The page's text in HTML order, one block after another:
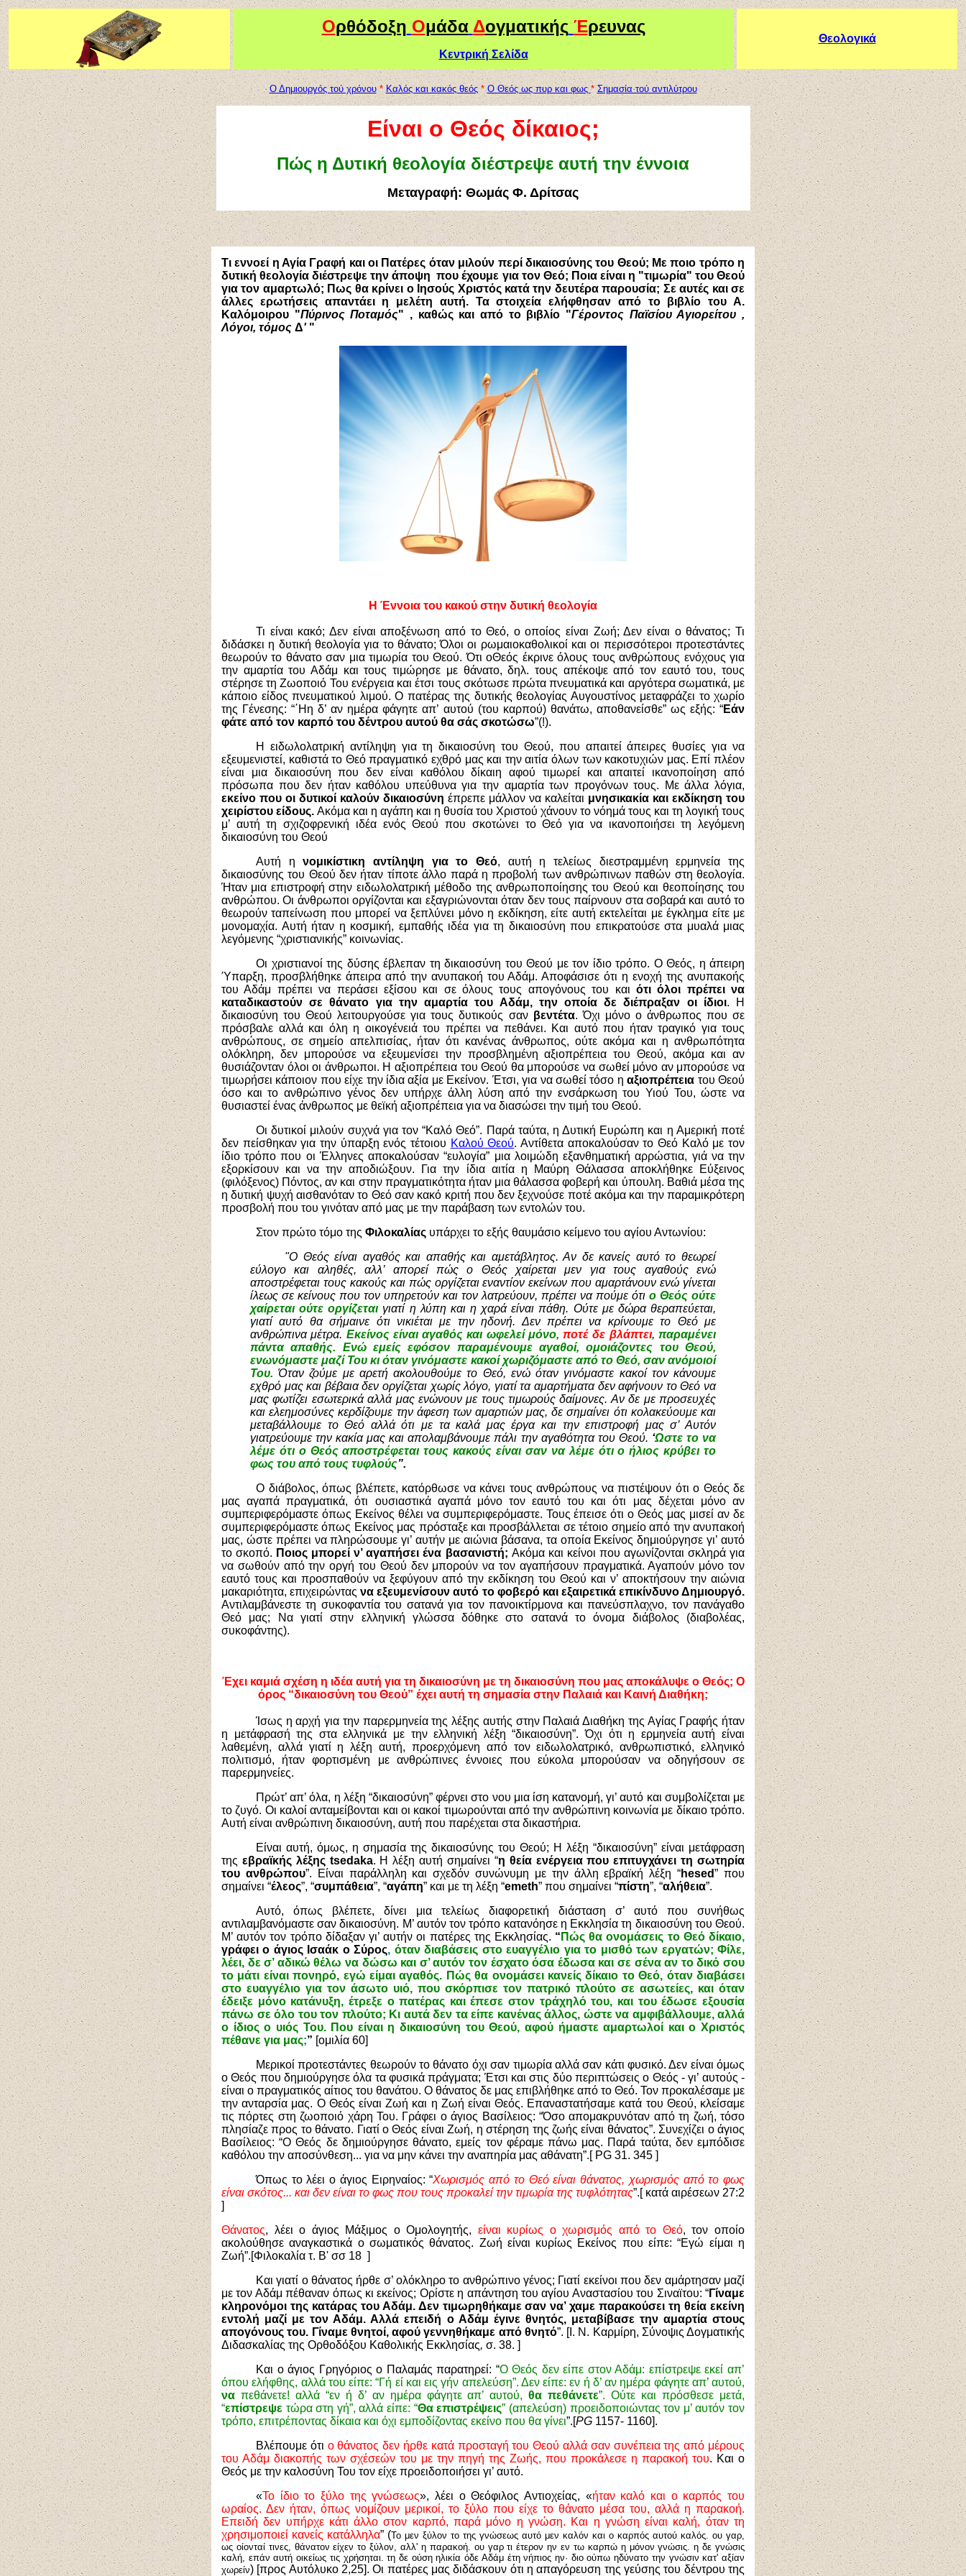
Ορθόδοξη Ομάδα Δογματικής Έρευνας
Κεντρική Σελίδα
Θεολογικά
Ο Δημιουργός τού χρόνου * Καλός και κακός θεός * Ο Θεός ως πυρ και φως * Σημασία τού αντιλύτρου
Είναι ο Θεός δίκαιος;
Πώς η Δυτική θεολογία διέστρεψε αυτή την έννοια
Μεταγραφή: Θωμάς Φ. Δρίτσας
Τι εννοεί η Αγία Γραφή και οι Πατέρες όταν μιλούν περί δικαιοσύνης του Θεού; Με ποιο τρόπο η
δυτική θεολογία διέστρεψε την άποψη που έχουμε για τον Θεό; Ποια είναι η "τιμωρία" του Θεού
για τον αμαρτωλό; Πως θα κρίνει ο Ιησούς Χριστός κατά την δευτέρα παρουσία; Σε αυτές και σε
άλλες ερωτήσεις απαντάει η μελέτη αυτή. Τα στοιχεία ελήφθησαν από το βιβλίο του Α.
Καλόμοιρου "Πύρινος Ποταμός" , καθώς και από το βιβλίο "Γέροντος Παϊσίου Αγιορείτου ,
Λόγοι, τόμος Δ' "
Η Έννοια του κακού στην δυτική θεολογία
Τι είναι κακό; Δεν είναι αποξένωση από το Θεό, ο οποίος είναι Ζωή; Δεν είναι ο θάνατος; Τι
διδάσκει η δυτική θεολογία για το θάνατο; Όλοι οι ρωμαιοκαθολικοί και οι περισσότεροι προτεστάντες
θεωρούν το θάνατο σαν μια τιμωρία του Θεού. Ότι οΘεός έκρινε όλους τους ανθρώπους ενόχους για
την αμαρτία του Αδάμ και τους τιμώρησε με θάνατο, δηλ. τους απέκοψε από τον εαυτό του, τους
στέρησε τη Ζωοποιό Του ενέργεια και έτσι τους σκότωσε πρώτα πνευματικά και αργότερα σωματικά, με
κάποιο είδος πνευματικού λιμού. Ο πατέρας της δυτικής θεολογίας Αυγουστίνος μεταφράζει το χωρίο
της Γένεσης: “΄Ηη δ’ αν ημέρα φάγητε απ’ αυτού (του καρπού) θανάτω, αποθανείσθε” ως εξής: “Εάν
φάτε από τον καρπό του δέντρου αυτού θα σάς σκοτώσω”(!).
Η ειδωλολατρική αντίληψη για τη δικαιοσύνη του Θεού, που απαιτεί άπειρες θυσίες για να
εξευμενιστεί, καθιστά το Θεό πραγματικό εχθρό μας και την αιτία όλων των κακοτυχιών μας. Επί πλέον
είναι μια δικαιοσύνη που δεν είναι καθόλου δίκαιη αφού τιμωρεί και απαιτεί ικανοποίηση από
πρόσωπα που δεν ήταν καθόλου υπεύθυνα για την αμαρτία των προγόνων τους. Με άλλα λόγια,
εκείνο που οι δυτικοί καλούν δικαιοσύνη έπρεπε μάλλον να καλείται μνησικακία και εκδίκηση του
χειρίστου είδους. Ακόμα και η αγάπη και η θυσία του Χριστού χάνουν το νόημά τους και τη λογική τους
μ’ αυτή τη σχιζοφρενική ιδέα ενός Θεού που σκοτώνει το Θεό για να ικανοποιήσει τη λεγόμενη
δικαιοσύνη του Θεού
Αυτή ηνομικίστικη αντίληψη για το Θεό, αυτή η τελείως διεστραμμένη ερμηνεία της
δικαιοσύνης του Θεού δεν ήταν τίποτε άλλο παρά η προβολή των ανθρώπινων παθών στη θεολογία.
Ήταν μια επιστροφή στην ειδωλολατρική μέθοδο της ανθρωποποίησης του Θεού και θεοποίησης του
ανθρώπου. Οι άνθρωποι οργίζονται και εξαγριώνονται όταν δεν τους παίρνουν στα σοβαρά και αυτό το
θεωρούν ταπείνωση που μπορεί να ξεπλύνει μόνο η εκδίκηση, είτε αυτή εκτελείται με έγκλημα είτε με
μονομαχία. Αυτή ήταν η κοσμική, εμπαθής ιδέα για τη δικαιοσύνη που επικρατούσε στα μυαλά μιας
λεγόμενης “χριστιανικής” κοινωνίας.
Οι χριστιανοί της δύσης έβλεπαν τη δικαιοσύνη του Θεού με τον ίδιο τρόπο. Ο Θεός, η άπειρη
Ύπαρξη, προσβλήθηκε άπειρα από την ανυπακοή του Αδάμ. Αποφάσισε ότι η ενοχή της ανυπακοής
του Αδάμ πρέπει να περάσει εξίσου και σε όλους τους απογόνους του και ότι όλοι πρέπει να
καταδικαστούν σε θάνατο για την αμαρτία του Αδάμ, την οποία δε διέπραξαν οι ίδιοι. Η
δικαιοσύνη του Θεού λειτουργούσε για τους δυτικούς σαν βεντέτα. Όχι μόνο ο άνθρωπος που σε
πρόσβαλε αλλά και όλη η οικογένειά του πρέπει να πεθάνει. Και αυτό που ήταν τραγικό για τους
ανθρώπους, σε σημείο απελπισίας, ήταν ότι κανένας άνθρωπος, ούτε ακόμα και η ανθρωπότητα
ολόκληρη, δεν μπορούσε να εξευμενίσει την προσβλημένη αξιοπρέπεια του Θεού, ακόμα και αν
θυσιάζονταν όλοι οι άνθρωποι. Η αξιοπρέπεια του Θεού θα μπορούσε να σωθεί μόνο αν μπορούσε να
τιμωρήσει κάποιον που είχε την ίδια αξία με Εκείνον. Έτσι, για να σωθεί τόσο ηαξιοπρέπεια του Θεού
όσο και το ανθρώπινο γένος δεν υπήρχε άλλη λύση από την ενσάρκωση του Υιού Του, ώστε να
θυσιαστεί ένας άνθρωπος με θεϊκή αξιοπρέπεια για να διασώσει την τιμή του Θεού.
Οι δυτικοί μιλούν συχνά για τον “Καλό Θεό”. Παρά ταύτα, η Δυτική Ευρώπη και η Αμερική ποτέ
δεν πείσθηκαν για την ύπαρξη ενός τέτοιου Καλού Θεού. Αντίθετα αποκαλούσαν το Θεό Καλό με τον
ίδιο τρόπο που οι Έλληνες αποκαλούσαν “ευλογία” μια λοιμώδη εξανθηματική αρρώστια, γιά να την
εξορκίσουν και να την αποδιώξουν. Για την ίδια αιτία η Μαύρη Θάλασσα αποκλήθηκε Εύξεινος
(φιλόξενος) Πόντος, αν και στην πραγματικότητα ήταν μια θάλασσα φοβερή και ύπουλη. Βαθιά μέσα της
η δυτική ψυχή αισθανόταν το Θεό σαν κακό κριτή που δεν ξεχνούσε ποτέ ακόμα και την παραμικρότερη
προσβολή που του γινόταν από μας με την παράβαση των εντολών του.
Στον πρώτο τόμο της Φιλοκαλίας υπάρχει το εξής θαυμάσιο κείμενο του αγίου Αντωνίου:
"Ο Θεός είναι αγαθός και απαθής και αμετάβλητος. Αν δε κανείς αυτό το θεωρεί
εύλογο και αληθές, αλλ’ απορεί πώς ο Θεός χαίρεται μεν για τους αγαθούς ενώ
αποστρέφεται τους κακούς και πώς οργίζεται εναντίον εκείνων που αμαρτάνουν ενώ γίνεται
ίλεως σε κείνους που τον υπηρετούν και τον λατρεύουν, πρέπει να πούμε ότι ο Θεός ούτε
χαίρεται ούτε οργίζεται γιατί η λύπη και η χαρά είναι πάθη. Ούτε με δώρα θεραπεύεται,
γιατί αυτό θα σήμαινε ότι νικιέται με την ηδονή. Δεν πρέπει να κρίνουμε το Θεό με
ανθρώπινα μέτρα. Εκείνος είναι αγαθός και ωφελεί μόνο,ποτέ δε βλάπτει, παραμένει
πάντα απαθής. Ενώ εμείς εφόσον παραμένουμε αγαθοί, ομοιάζοντες του Θεού,
ενωνόμαστε μαζί Του κι όταν γινόμαστε κακοί χωριζόμαστε από το Θεό, σαν ανόμοιοί
Του. Όταν ζούμε με αρετή ακολουθούμε το Θεό, ενώ όταν γινόμαστε κακοί τον κάνουμε
εχθρό μας και βέβαια δεν οργίζεται χωρίς λόγο, γιατί τα αμαρτήματα δεν αφήνουν το Θεό να
μας φωτίζει εσωτερικά αλλά μας ενώνουν με τους τιμωρούς δαίμονες. Αν δε με προσευχές
και ελεημοσύνες κερδίζουμε την άφεση των αμαρτιών μας, δε σημαίνει ότι κολακεύουμε και
μεταβάλλουμε το Θεό αλλά ότι με τα καλά μας έργα και την επιστροφή μας σ’ Αυτόν
γιατρεύουμε την κακία μας και απολαμβάνουμε πάλι την αγαθότητα του Θεού. ‘Ωστε το να
λέμε ότι ο Θεός αποστρέφεται τους κακούς είναι σαν να λέμε ότι ο ήλιος κρύβει το
φως του από τους τυφλούς”.
Ο διάβολος, όπως βλέπετε, κατόρθωσε να κάνει τους ανθρώπους να πιστέψουν ότι ο Θεός δε
μας αγαπά πραγματικά, ότι ουσιαστικά αγαπά μόνο τον εαυτό του και ότι μας δέχεται μόνο αν
συμπεριφερόμαστε όπως Εκείνος θέλει να συμπεριφερόμαστε. Τους έπεισε ότι ο Θεός μας μισεί αν δε
συμπεριφερόμαστε όπως Εκείνος μας πρόσταξε και προσβάλλεται σε τέτοιο σημείο από την ανυπακοή
μας, ώστε πρέπει να πληρώσουμε γι’ αυτήν με αιώνια βάσανα, τα οποία Εκείνος δημιούργησε γι’ αυτό
το σκοπό. Ποιος μπορεί ν’ αγαπήσει ένα βασανιστή; Ακόμα και κείνοι που αγωνίζονται σκληρά για
να σωθούν από την οργή του Θεού δεν μπορούν να τον αγαπήσουν πραγματικά. Αγαπούν μόνο τον
εαυτό τους και προσπαθούν να ξεφύγουν από την εκδίκηση του Θεού και ν’ αποκτήσουν την αιώνια
μακαριότητα, επιχειρώνταςνα εξευμενίσουν αυτό το φοβερό και εξαιρετικά επικίνδυνο Δημιουργό.
Αντιλαμβάνεστε τη συκοφαντία του σατανά για τον πανοικτίρμονα και πανεύσπλαχνο, τον πανάγαθο
Θεό μας; Να γιατί στην ελληνική γλώσσα δόθηκε στο σατανά το όνομα διάβολος (διαβολέας,
συκοφάντης).
Έχει καμιά σχέση η ιδέα αυτή για τη δικαιοσύνη με τη δικαιοσύνη που μας αποκάλυψε ο Θεός; Ο
όρος “δικαιοσύνη του Θεού” έχει αυτή τη σημασία στην Παλαιά και Καινή Διαθήκη;
Ίσως η αρχή για την παρερμηνεία της λέξης αυτής στην Παλαιά Διαθήκη της Αγίας Γραφής ήταν
η μετάφρασή της στα ελληνικά με την ελληνική λέξη “δικαιοσύνη”. Όχι ότι η ερμηνεία αυτή είναι
λαθεμένη, αλλά γιατί η λέξη αυτή, προερχόμενη από τον ειδωλολατρικό, ανθρωπιστικό, ελληνικό
πολιτισμό, ήταν φορτισμένη με ανθρώπινες έννοιες που εύκολα μπορούσαν να οδηγήσουν σε
παρερμηνείες.
Πρώτ’ απ’ όλα, η λέξη “δικαιοσύνη” φέρνει στο νου μια ίση κατανομή, γι’ αυτό και συμβολίζεται με
το ζυγό. Οι καλοί ανταμείβονται και οι κακοί τιμωρούνται από την ανθρώπινη κοινωνία με δίκαιο τρόπο.
Αυτή είναι ανθρώπινη δικαιοσύνη, αυτή που παρέχεται στα δικαστήρια.
Είναι αυτή, όμως, η σημασία της δικαιοσύνης του Θεού; Η λέξη “δικαιοσύνη” είναι μετάφραση
της εβραϊκής λέξης tsedaka. Η λέξη αυτή σημαίνει “η θεία ενέργεια που επιτυγχάνει τη σωτηρία
του ανθρώπου”. Είναι παράλληλη και σχεδόν συνώνυμη με την άλλη εβραϊκή λέξη “hesed” που
σημαίνει “έλεος”, “συμπάθεια”, “αγάπη” και με τη λέξη “emeth” που σημαίνει “πίστη”, “αλήθεια”.
Αυτό, όπως βλέπετε, δίνει μια τελείως διαφορετική διάσταση σ’ αυτό που συνήθως
αντιλαμβανόμαστε σαν δικαιοσύνη. Μ’ αυτόν τον τρόπο κατανόησε η Εκκλησία τη δικαιοσύνη του Θεού.
Μ’ αυτόν τον τρόπο δίδαξαν γι’ αυτήν οι πατέρες της Εκκλησίας. “ Πώς θα ονομάσεις το Θεό δίκαιο,
γράφει ο άγιος Ισαάκ ο Σύρος, όταν διαβάσεις στο ευαγγέλιο για το μισθό των εργατών; Φίλε,
λέει, δε σ’ αδικώ θέλω να δώσω και σ’ αυτόν τον έσχατο όσα έδωσα και σε σένα αν το δικό σου
το μάτι είναι πονηρό, εγώ είμαι αγαθός. Πώς θα ονομάσει κανείς δίκαιο το Θεό, όταν διαβάσει
στο ευαγγέλιο για τον άσωτο υιό, που σκόρπισε τον πατρικό πλούτο σε ασωτείες, και όταν
έδειξε μόνο κατάνυξη, έτρεξε ο πατέρας και έπεσε στον τράχηλό του, και του έδωσε εξουσία
πάνω σε όλο του τον πλούτο; Κι αυτά δεν τα είπε κανένας άλλος, ώστε να αμφιβάλλουμε, αλλά
ο ίδιος ο υιός Του. Που είναι η δικαιοσύνη του Θεού, αφού ήμαστε αμαρτωλοί και ο Χριστός
πέθανε για μας;” [ομιλία 60]
Μερικοί προτεστάντες θεωρούν το θάνατο όχι σαν τιμωρία αλλά σαν κάτι φυσικό. Δεν είναι όμως
ο Θεός που δημιούργησε όλα τα φυσικά πράγματα; Έτσι και στις δύο περιπτώσεις ο Θεός - γι’ αυτούς -
είναι ο πραγματικός αίτιος του θανάτου. Ο θάνατος δε μας επιβλήθηκε από το Θεό. Τον προκαλέσαμε με
την ανταρσία μας. Ο Θεός είναι Ζωή και η Ζωή είναι Θεός. Επαναστατήσαμε κατά του Θεού, κλείσαμε
τις πόρτες στη ζωοποιό χάρη Του. Γράφει ο άγιος Βασίλειος: “Όσο απομακρυνόταν από τη ζωή, τόσο
πλησίαζε προς το θάνατο. Γιατί ο Θεός είναι Ζωή, η στέρηση της ζωής είναι θάνατος”. Συνεχίζει ο άγιος
Βασίλειος: “Ο Θεός δε δημιούργησε θάνατο, εμείς τον φέραμε πάνω μας. Παρά ταύτα, δεν εμπόδισε
καθόλου την αποσύνθεση... για να μην κάνει την αναπηρία μας αθάνατη”.[ PG 31. 345 ]
Όπως το λέει ο άγιος Ειρηναίος: “Χωρισμός από το Θεό είναι θάνατος, χωρισμός από το φως
είναι σκότος... και δεν είναι το φως που τους προκαλεί την τιμωρία της τυφλότητας”.[ κατά αιρέσεων 27:2
]
Θάνατος, λέει ο άγιος Μάξιμος ο Ομολογητής, είναι κυρίως ο χωρισμός από το Θεό, τον οποίο
ακολούθησε αναγκαστικά ο σωματικός θάνατος. Ζωή είναι κυρίως Εκείνος που είπε: “Εγώ είμαι η
Ζωή”.[Φιλοκαλία τ. Β' σσ 18 ]
Και γιατί ο θάνατος ήρθε σ’ ολόκληρο το ανθρώπινο γένος; Γιατί εκείνοι που δεν αμάρτησαν μαζί
με τον Αδάμ πέθαναν όπως κι εκείνος; Ορίστε η απάντηση του αγίου Αναστασίου του Σιναϊτου: “Γίναμε
κληρονόμοι της κατάρας του Αδάμ. Δεν τιμωρηθήκαμε σαν να’ χαμε παρακούσει τη θεία εκείνη
εντολή μαζί με τον Αδάμ. Αλλά επειδή ο Αδάμ έγινε θνητός, μεταβίβασε την αμαρτία στους
απογόνους του. Γίναμε θνητοί, αφού γεννηθήκαμε από θνητό”. [Ι. Ν. Καρμίρη, Σύνοψις Δογματικής
Διδασκαλίας της Ορθοδόξου Καθολικής Εκκλησίας, σ. 38. ]
Και ο άγιος Γρηγόριος ο Παλαμάς παρατηρεί: “Ο Θεός δεν είπε στον Αδάμ: επίστρεψε εκεί απ’
όπου ελήφθης, αλλά του είπε: “Γή εί και εις γήν απελεύση”. Δεν είπε: εν ή δ’ αν ημέρα φάγητε απ’ αυτού,
να πεθάνετε! αλλά “εν ή δ’ αν ημέρα φάγητε απ’ αυτού,θα πεθάνετε”. Ούτε και πρόσθεσε μετά,
“επίστρεψε τώρα στη γή”, αλλά είπε: “Θα επιστρέψεις” (απελεύση) προειδοποιώντας τον μ’ αυτόν τον
τρόπο, επιτρέποντας δίκαια και όχι εμποδίζοντας εκείνο που θα γίνει”.[PG 1157- 1160].
Βλέπουμε ότι ο θάνατος δεν ήρθε κατά προσταγή του Θεού αλλά σαν συνέπεια της από μέρους
του Αδάμ διακοπής των σχέσεών του με την πηγή της Ζωής, που προκάλεσε η παρακοή του. Και ο
Θεός με την καλοσύνη Του τον είχε προειδοποιήσει γι’ αυτό.
«Το ίδιο το ξύλο της γνώσεως», λέει ο Θεόφιλος Αντιοχείας, «ήταν καλό και ο καρπός του
ωραίος. Δεν ήταν, όπως νομίζουν μερικοί, το ξύλο που είχε το θάνατο μέσα του, αλλά η παρακοή.
Eπειδή δεν υπήρχεκάτι άλλο στον καρπό, παρά μόνο η γνώση. Και η γνώση είναι καλή, όταν τη
χρησιμοποιεί κανείς κατάλληλα” (Το μεν ξύλον το της γνώσεως αυτό μεν καλόν και ο καρπός αυτού καλός. ου γαρ,
ως οίονταί τινες, θάνατον είχεν το ξύλον, αλλ' η παρακοή. ου γαρ τι έτερον ην εν τω καρπώ η μόνον γνώσις. η δε γνώσις
καλή, επάν αυτή οικείως τις χρήσηται. τη δε ούση ηλικία όδε Αδάμ έτη νήπιος ην· διο ούπω ηδύνατο την γνώσιν κατ' αξίαν
χωρείν) [προς Αυτόλυκο 2,25]. Οι πατέρες μας διδάσκουν ότι η απαγόρευση της γεύσης του δέντρου της